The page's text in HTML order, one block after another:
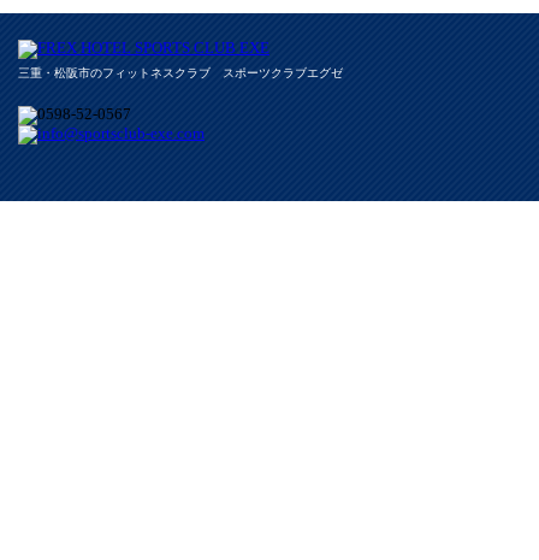
三重・松阪市のフィットネスクラブ スポーツクラブエグゼ